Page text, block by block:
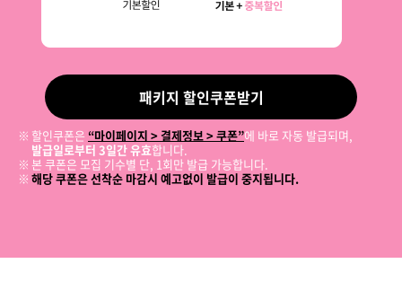
패키지 할인쿠폰받기
할인쿠폰은 “마이페이지 > 결제정보 > 쿠폰”에 바로 자동 발급되며,
발급일로부터 3일간 유효합니다.
본 쿠폰은 모집 기수별 단, 1회만 발급 가능합니다.
해당 쿠폰은 선착순 마감시 예고없이 발급이 중지됩니다.